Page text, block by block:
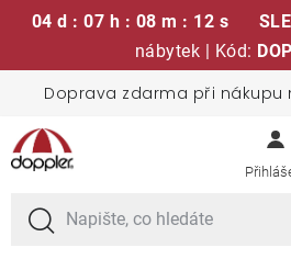
04 d : 07 h : 08 m : 11 s
nábytek | Kód:
obsah
Doprava zdarma při nákupu
Sedací soupravy
Slunečníky
Křesla a židle